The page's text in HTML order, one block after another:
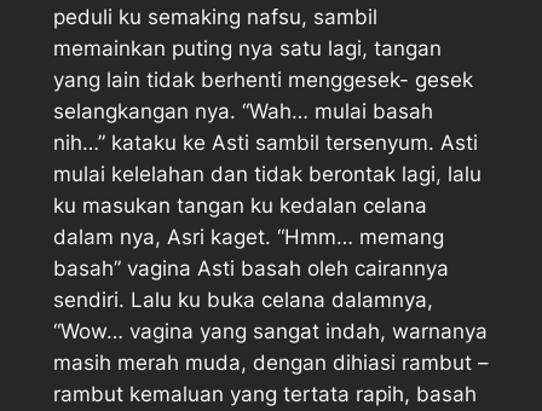
peduli ku semaking nafsu, sambil
memainkan puting nya satu lagi, tangan
yang lain tidak berhenti menggesek- gesek
selangkangan nya. “Wah… mulai basah
nih…” kataku ke Asti sambil tersenyum. Asti
mulai kelelahan dan tidak berontak lagi, lalu
ku masukan tangan ku kedalan celana
dalam nya, Asri kaget. “Hmm… memang
basah” vagina Asti basah oleh cairannya
sendiri. Lalu ku buka celana dalamnya,
“Wow… vagina yang sangat indah, warnanya
masih merah muda, dengan dihiasi rambut –
rambut kemaluan yang tertata rapih, basah